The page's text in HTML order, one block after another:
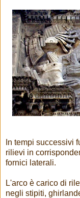
In tempi successivi
rilievi in
fornici laterali.
L'arco è carico di
negli stipiti,